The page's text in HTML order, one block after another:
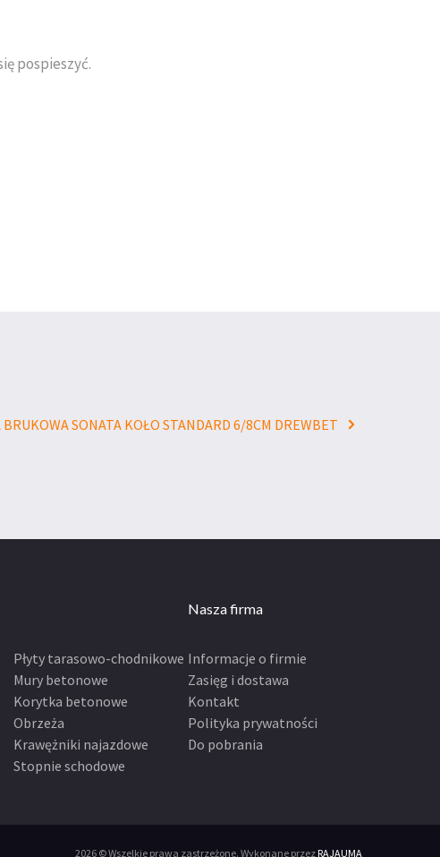
pospieszyć.
SONATA KOŁO STANDARD 6/8CM DREWBET
Płyty tarasowo-chodnikowe
Mury betonowe
Korytka betonowe
Obrzeża
Krawężniki najazdowe
Stopnie schodowe
Nasza firma
Informacje o firmie
Zasięg i dostawa
Kontakt
Polityka prywatności
Do pobrania
2026 © Wszelkie prawa zastrzeżone. Wykonane przez RAJAUMA